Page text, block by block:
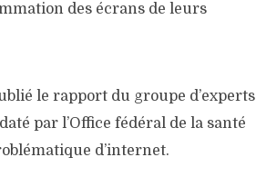
des écrans de leurs
le rapport du groupe d’experts
par l’Office fédéral de la santé
d’internet.